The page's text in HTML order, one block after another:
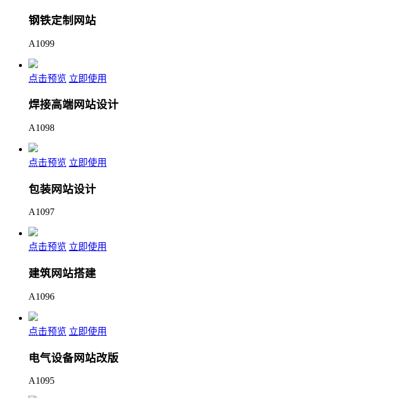
钢铁定制网站
A1099
点击预览 立即使用
焊接高端网站设计
A1098
点击预览 立即使用
包装网站设计
A1097
点击预览 立即使用
建筑网站搭建
A1096
点击预览 立即使用
电气设备网站改版
A1095